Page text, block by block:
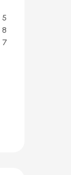
5
8
7